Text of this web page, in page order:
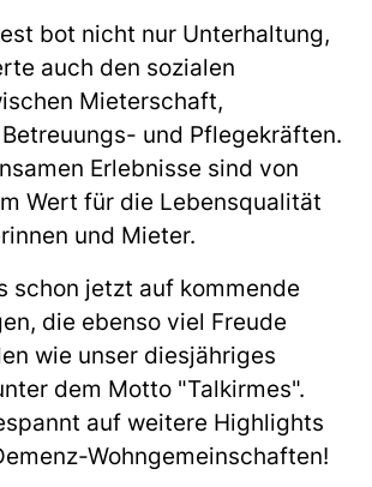
bot nicht nur Unterhaltung,
auch den sozialen
Mieterschaft,
und Pflegekräften.
Erlebnisse sind von
Wert für die Lebensqualität
und Mieter.
schon jetzt auf kommende
die ebenso viel Freude
wie unser diesjähriges
dem Motto "Talkirmes".
auf weitere Highlights
Wohn­ge­mein­schaf­ten!